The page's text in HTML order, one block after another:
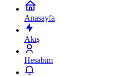
Anasayfa
Akış
Hesabım